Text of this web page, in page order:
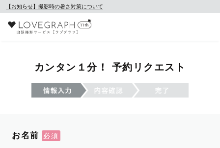
【お知らせ】撮影時の暑さ対策について
カンタン１分！ 予約リクエスト
お名前